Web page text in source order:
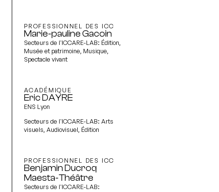
PROFESSIONNEL DES ICC
Marie-pauline Gacoin
Secteurs de l'ICCARE-LAB: Édition,
Musée et patrimoine, Musique,
Spectacle vivant
ACADÉMIQUE
Eric DAYRE
ENS Lyon
Secteurs de l'ICCARE-LAB: Arts
visuels, Audiovisuel, Édition
PROFESSIONNEL DES ICC
Benjamin Ducroq
Maesta-Théâtre
Secteurs de l'ICCARE-LAB: